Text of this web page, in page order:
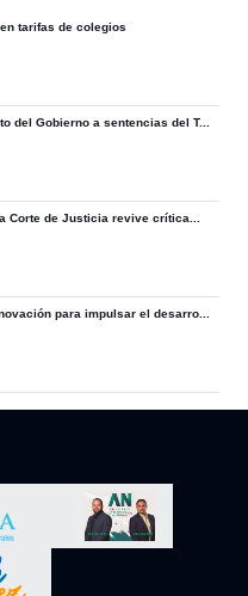
tarifas de colegios
del Gobierno a sentencias del T...
Corte de Justicia revive crítica...
para impulsar el desarro...